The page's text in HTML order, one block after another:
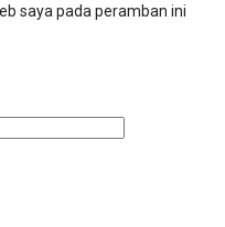
saya pada peramban ini